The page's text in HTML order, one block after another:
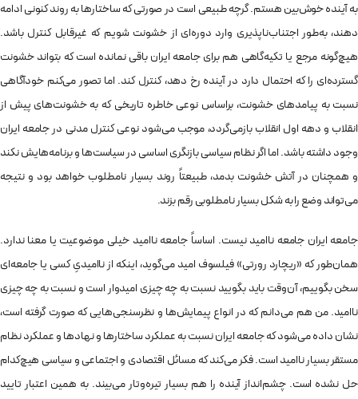
به آینده خوش‌بین هستم. گرچه طبیعی است در صورتی که ساختارها به روند کنونی‌ ادامه
دهند، به‌طور اجتناب‌ناپذیری وارد دوره‌ای از خشونت شویم که غیرقابل کنترل باشد.
هیچ‌گونه مرجع یا تکیه‌گاهی هم برای جامعه‌ ایران باقی نمانده است که بتواند خشونت
گسترده‌ای را که احتمال دارد در آینده رخ دهد، کنترل کند. اما تصور می‌کنم خودآگاهی
نسبت به پیامدهای خشونت، براساس نوعی خاطره‌ تاریخی که به خشونت‌های پیش از
انقلاب و دهه‌ اول انقلاب بازمی‌گردد، موجب می‌شود نوعی کنترل مدنی در جامعه‌ ایران
وجود داشته باشد. اما اگر نظام سیاسی بازنگری اساسی در سیاست‌ها و برنامه‌هایش نکند
و همچنان در آتش خشونت بدمد، طبیعتاً روند بسیار نامطلوب خواهد بود و نتیجه‌
می‌تواند وضع را به شکل بسیار نامطلوبی رقم بزند.
جامعه‌ ایران جامعه‌ ناامید نیست. اساساً جامعه‌ ناامید خیلی موضوعیت یا معنا ندارد.
همان‌طور که «ریچارد رورتی» فیلسوف امید می‌گوید، اینکه از ناامیدیِ کسی یا جامعه‌ای
سخن بگوییم، آن‌وقت باید بگویید نسبت به چه چیزی امیدوار است و نسبت به چه چیزی
ناامید. من هم می‌دانم که در انواع پیمایش‌ها و نظرسنجی‌هایی که صورت گرفته‌ است،
نشان داده می‌شود که جامعه‌ ایران نسبت به عملکرد ساختارها و نهادها و عملکرد نظام
مستقر بسیار ناامید است. فکر می‌کند که مسائل اقتصادی و اجتماعی و سیاسی هیچ‌کدام
حل نشده است. چشم‌انداز آینده را هم بسیار تیره‌وتار می‌بیند. به همین اعتبار تایید